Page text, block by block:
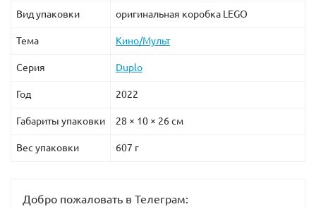
Вид упаковки оригинальная коробка LEGO
Тема Кино/Мульт
Серия Duplo
Год 2022
Габариты упаковки 28 × 10 × 26 см
Вес упаковки 607 г
Добро пожаловать в Телеграм: